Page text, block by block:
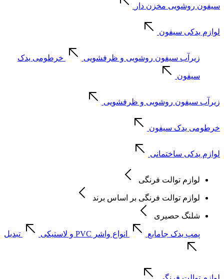
سیفون روشویی مخزن دار
لوازم یدکی سیفون
زیرآب سیفون روشویی و ظرفشویی خرطومی یدک
سیفون
زیرآب سیفون روشویی و ظرفشویی
خرطومی یدک سیفون
لوازم یدکی ساختمانی
لوازم توالت فرنگی
لوازم توالت فرنگی بر اساس برند
شلنگ حصیری
پمپ یدک جامایع انواع واشر PVC و لاستیکی تبدیل